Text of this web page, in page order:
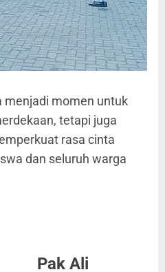
menjadi momen untuk
tetapi juga
rasa cinta
dan seluruh warga
Pak Ali